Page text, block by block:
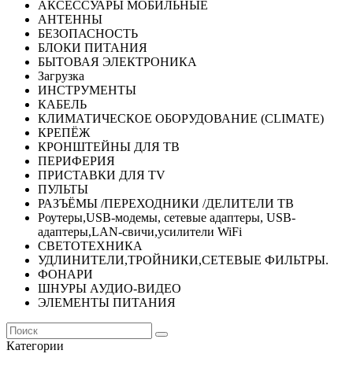
АКСЕССУАРЫ МОБИЛЬНЫЕ
АНТЕННЫ
БЕЗОПАСНОСТЬ
БЛОКИ ПИТАНИЯ
БЫТОВАЯ ЭЛЕКТРОНИКА
Загрузка
ИНСТРУМЕНТЫ
КАБЕЛЬ
КЛИМАТИЧЕСКОЕ ОБОРУДОВАНИЕ (CLIMATE)
КРЕПЁЖ
КРОНШТЕЙНЫ ДЛЯ ТВ
ПЕРИФЕРИЯ
ПРИСТАВКИ ДЛЯ TV
ПУЛЬТЫ
РАЗЪЁМЫ /ПЕРЕХОДНИКИ /ДЕЛИТЕЛИ ТВ
Роутеры,USB-модемы, сетевые адаптеры, USB-
адаптеры,LAN-свичи,усилители WiFi
СВЕТОТЕХНИКА
УДЛИНИТЕЛИ,ТРОЙНИКИ,СЕТЕВЫЕ ФИЛЬТРЫ.
ФОНАРИ
ШНУРЫ АУДИО-ВИДЕО
ЭЛЕМЕНТЫ ПИТАНИЯ
Категории